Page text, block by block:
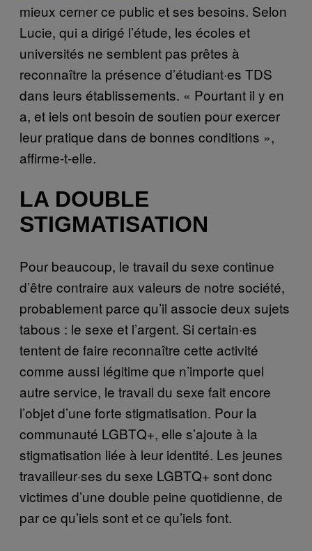
mieux cerner ce public et ses besoins. Selon
Lucie, qui a dirigé l’étude, les écoles et
universités ne semblent pas prêtes à
reconnaître la présence d’étudiant·es TDS
dans leurs établissements. « Pourtant il y en
a, et iels ont besoin de soutien pour exercer
leur pratique dans de bonnes conditions »,
affirme-t-elle.
LA DOUBLE
STIGMATISATION
Pour beaucoup, le travail du sexe continue
d’être contraire aux valeurs de notre société,
probablement parce qu’il associe deux sujets
tabous : le sexe et l’argent. Si certain·es
tentent de faire reconnaître cette activité
comme aussi légitime que n’importe quel
autre service, le travail du sexe fait encore
l’objet d’une forte stigmatisation. Pour la
communauté LGBTQ+, elle s’ajoute à la
stigmatisation liée à leur identité. Les jeunes
travailleur·ses du sexe LGBTQ+ sont donc
victimes d’une double peine quotidienne, de
par ce qu’iels sont et ce qu’iels font.